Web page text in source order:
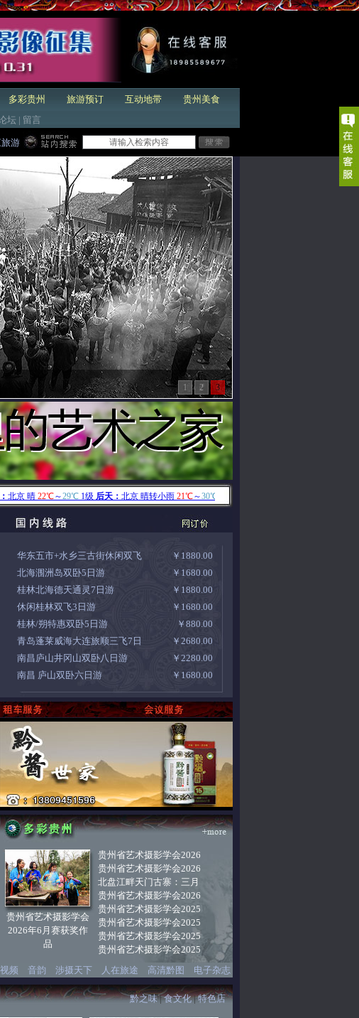
多彩贵州 旅游预订 互动地带
贵州美食
坛 | 留言
游
1 2 3
华东五市+水乡三古街休闲双飞
￥1880.00
北海涠洲岛双卧5日游
￥1680.00
桂林北海德天通灵7日游
￥1880.00
休闲桂林双飞3日游
￥1680.00
桂林/朔特惠双卧5日游
￥880.00
青岛蓬莱威海大连旅顺三飞7日
￥2680.00
南昌庐山井冈山双卧八日游
￥2280.00
南昌 庐山双卧六日游
￥1680.00
贵州省艺术摄影学会
2026年6月赛获奖作
品
贵州省艺术摄影学会2026
贵州省艺术摄影学会2026
北盘江畔天门古寨：三月
贵州省艺术摄影学会2026
贵州省艺术摄影学会2025
贵州省艺术摄影学会2025
贵州省艺术摄影学会2025
贵州省艺术摄影学会2025
视频
音韵 涉摄天下 人在旅途 高清黔图 电子杂志
黔之味|食文化|特色店